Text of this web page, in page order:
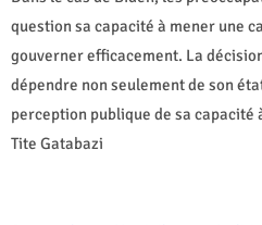
question sa capacité à mener une
gouverner efficacement. La
dépendre non seulement de son
perception publique de sa capacité
Tite Gatabazi